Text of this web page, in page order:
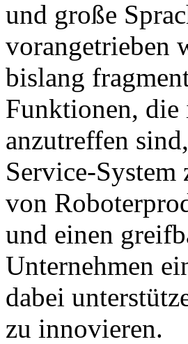
und große
vorangetrieben
bislang
Funktionen, die
anzutreffen
Service-
von
und einen
Unternehmen
dabei
zu innovieren.